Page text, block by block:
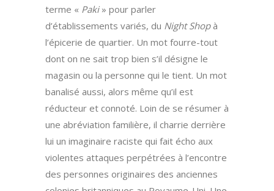
terme « Paki» pour parler
d’établissements variés, du Night Shopà
l’épicerie de quartier. Un mot fourre-tout
dont on ne sait trop bien s’il désigne le
magasin ou la personne qui le tient. Un mot
banalisé aussi, alors même qu’il est
réducteur et connoté. Loin de se résumer à
une abréviation familière, il charrie derrière
lui un imaginaire raciste qui fait écho aux
violentes attaques perpétrées à l’encontre
des personnes originaires des anciennes